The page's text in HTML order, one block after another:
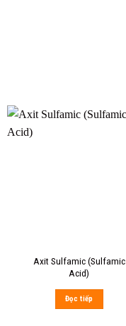
Axit Sulfamic (Sulfamic
Acid)
Đọc tiếp